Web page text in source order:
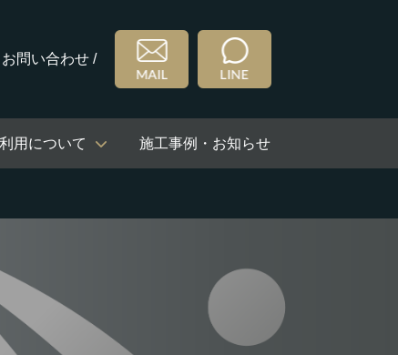
お問い合わせ /
用について 施工事例・お知らせ